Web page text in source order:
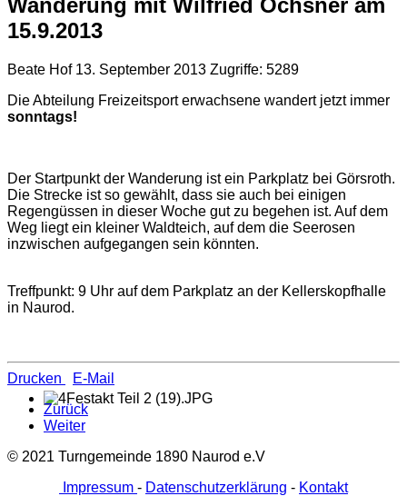
Wanderung mit Wilfried Öchsner am
15.9.2013
Beate Hof 13. September 2013 Zugriffe: 5289
Die Abteilung Freizeitsport erwachsene wandert jetzt immer
sonntags!
Der Startpunkt der Wanderung ist ein Parkplatz bei Görsroth.
Die Strecke ist so gewählt, dass sie auch bei einigen
Regengüssen in dieser Woche gut zu begehen ist. Auf dem
Weg liegt ein kleiner Waldteich, auf dem die Seerosen
inzwischen aufgegangen sein könnten.
Treffpunkt: 9 Uhr auf dem Parkplatz an der Kellerskopfhalle
in Naurod.
Drucken
E-Mail
Zurück
Weiter
© 2021 Turngemeinde 1890 Naurod e.V
Impressum - Datenschutzerklärung - Kontakt